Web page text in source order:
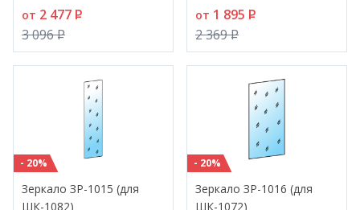
от 2 477 P
3 096P
от 1 895 P
2 369P
- 20%
Зеркало ЗР-1015 (для
ШК-1082)
- 20%
Зеркало ЗР-1016 (для
ШК-1072)